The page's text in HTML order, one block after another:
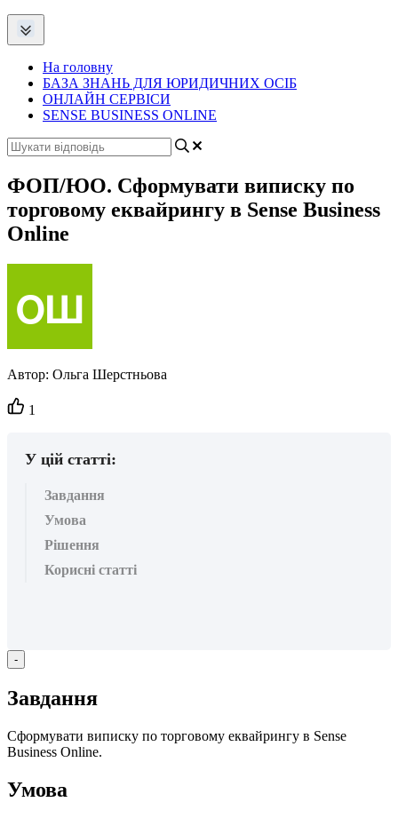
На головну
БАЗА ЗНАНЬ ДЛЯ ЮРИДИЧНИХ ОСІБ
ОНЛАЙН СЕРВІСИ
SENSE BUSINESS ONLINE
ФОП/ЮО. Сформувати виписку по
торговому еквайрингу в Sense Business
Online
Автор: Ольга Шерстньова
Кількість
вподобайок:
1
У цій статті:
Завдання
Умова
Рішення
Корисні статті
-
Завдання
Сформувати виписку по торговому еквайрингу в Sense
Business Online.
Умова